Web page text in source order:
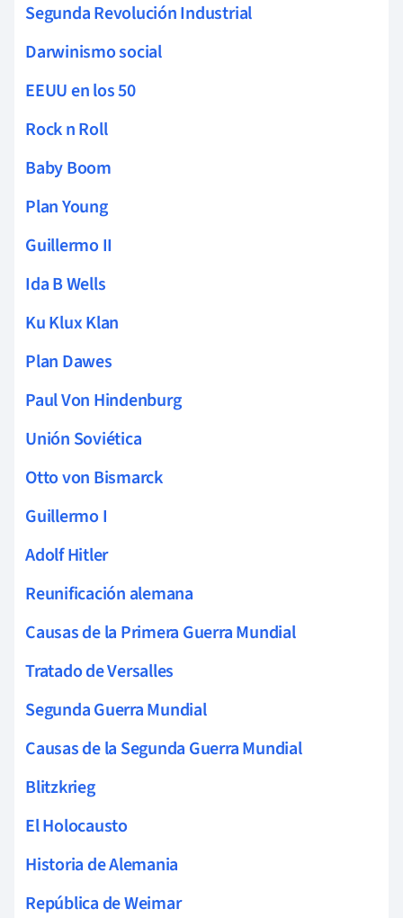
Segunda Revolución Industrial
Darwinismo social
EEUU en los 50
Rock n Roll
Baby Boom
Plan Young
Guillermo II
Ida B Wells
Ku Klux Klan
Plan Dawes
Paul Von Hindenburg
Unión Soviética
Otto von Bismarck
Guillermo I
Adolf Hitler
Reunificación alemana
Causas de la Primera Guerra Mundial
Tratado de Versalles
Segunda Guerra Mundial
Causas de la Segunda Guerra Mundial
Blitzkrieg
El Holocausto
Historia de Alemania
República de Weimar